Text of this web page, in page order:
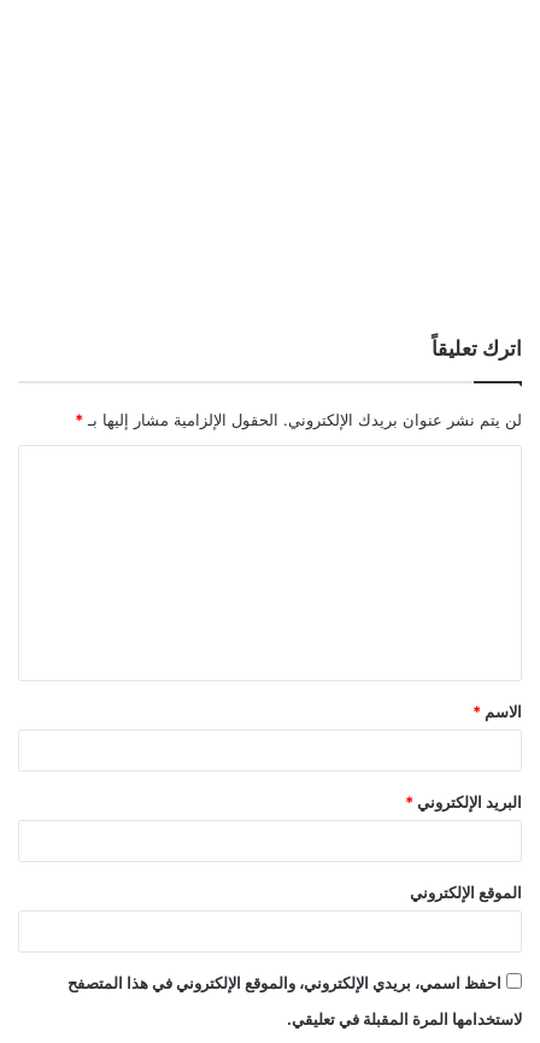
اترك تعليقاً
لن يتم نشر عنوان بريدك الإلكتروني. الحقول الإلزامية مشار إليها بـ *
ق
*
الاسم *
البريد الإلكتروني *
الموقع الإلكتروني
احفظ اسمي، بريدي الإلكتروني، والموقع الإلكتروني في هذا المتصفح
لاستخدامها المرة المقبلة في تعليقي.